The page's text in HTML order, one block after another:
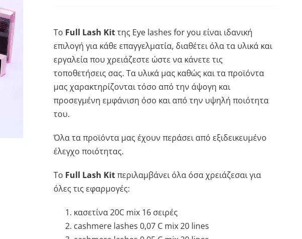
Το Full Lash Kitτης Eye lashes foryou είναι ιδανική
επιλογή για κάθε επαγγελματία, διαθέτει όλα τα υλικά και
εργαλεία που χρειάζεστε ώστε να κάνετε τις
τοποθετήσεις σας. Τα υλικά μας καθώς και τα προϊόντα
μας χαρακτηρίζονται τόσο από την άψογη και
προσεγμένη εμφάνιση όσο και από την υψηλή ποιότητα
του.
Όλα τα προϊόντα μας έχουν περάσει από εξιδεικευμένο
έλεγχο ποιότητας.
Το Full Lash Kitπεριλαμβάνει όλα όσα χρειάζεσαι για
όλες τις εφαρμογές:
κασετίνα 20C mix 16 σειρές
cashmere lashes 0,07 C mix 20 lines